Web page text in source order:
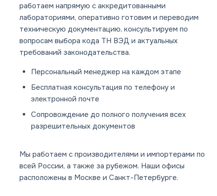
работаем напрямую с аккредитованными
лабораториями, оперативно готовим и переводим
техническую документацию, консультируем по
вопросам выбора кода ТН ВЭД и актуальных
требований законодательства.
Персональный менеджер на каждом этапе
Бесплатная консультация по телефону и
электронной почте
Сопровождение до полного получения всех
разрешительных документов
Мы работаем с производителями и импортерами по
всей России, а также за рубежом. Наши офисы
расположены в Москве и Санкт-Петербурге.